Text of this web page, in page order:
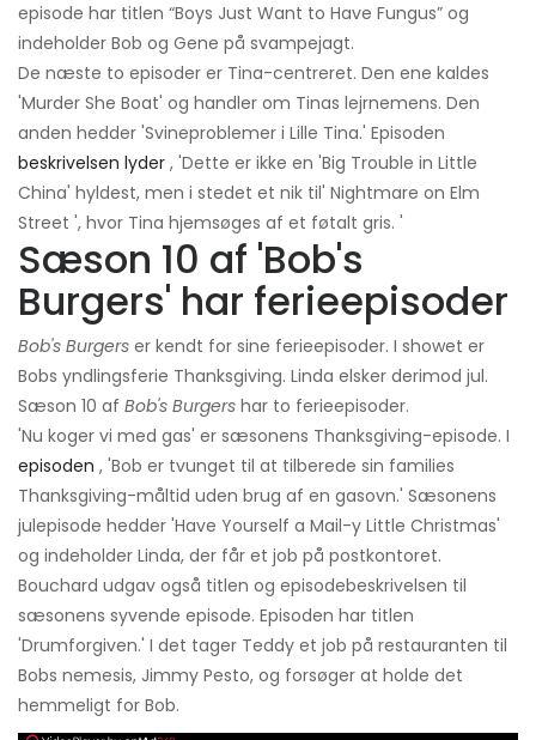
episode har titlen “Boys Just Want to Have Fungus” og
indeholder Bob og Gene på svampejagt.
De næste to episoder er Tina-centreret. Den ene kaldes
'Murder She Boat' og handler om Tinas lejrnemens. Den
anden hedder 'Svineproblemer i Lille Tina.' Episoden
beskrivelsen lyder , 'Dette er ikke en 'Big Trouble in Little
China' hyldest, men i stedet et nik til' Nightmare on Elm
Street ', hvor Tina hjemsøges af et føtalt gris. '
Sæson 10 af 'Bob's
Burgers' har ferieepisoder
Bob's Burgers er kendt for sine ferieepisoder. I showet er
Bobs yndlingsferie Thanksgiving. Linda elsker derimod jul.
Sæson 10 af Bob's Burgers har to ferieepisoder.
'Nu koger vi med gas' er sæsonens Thanksgiving-episode. I
episoden , 'Bob er tvunget til at tilberede sin families
Thanksgiving-måltid uden brug af en gasovn.' Sæsonens
julepisode hedder 'Have Yourself a Mail-y Little Christmas'
og indeholder Linda, der får et job på postkontoret.
Bouchard udgav også titlen og episodebeskrivelsen til
sæsonens syvende episode. Episoden har titlen
'Drumforgiven.' I det tager Teddy et job på restauranten til
Bobs nemesis, Jimmy Pesto, og forsøger at holde det
hemmeligt for Bob.